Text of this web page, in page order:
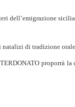
dell’emigrazione
di tradizione
proporrà